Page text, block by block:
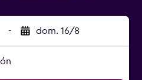
- dom. 16/8